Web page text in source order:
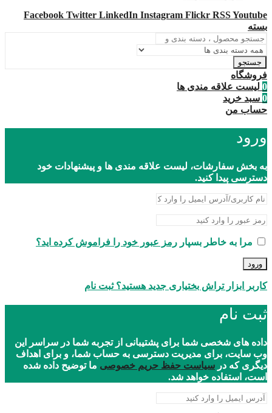
Facebook Twitter LinkedIn Instagram Flickr RSSYoutube
بسته
جستجو
فروشگاه
0 لیست علاقه مندی ها
0 سبد خرید
حساب من
ورود
به بخش سفارشات، لیست علاقه مندی ها و پیشنهادات خود
دسترسی پیدا کنید.
مرا به خاطر بسپار رمز عبور خود را فراموش کرده اید؟
ورود
کاربر ابزار تراش بختیاری جدید هستید؟ ثبت نام
ثبت نام
داده های شخصی شما برای پشتیبانی از تجربه شما در سراسر این
وب سایت، برای مدیریت دسترسی به حساب شما، و برای اهداف
دیگری که در سیاست حفظ حریم خصوصی ما توضیح داده شده
است، استفاده خواهد شد.